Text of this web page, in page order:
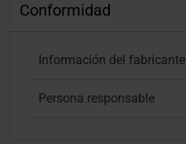
Conformidad
Información del fabricante
Persona responsable